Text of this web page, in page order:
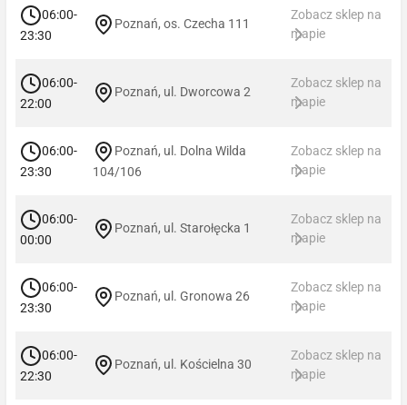
06:00-
23:30
Poznań, os. Czecha 111
Zobacz sklep na
mapie
06:00-
22:00
Poznań, ul. Dworcowa 2
Zobacz sklep na
mapie
06:00-
23:30
Poznań, ul. Dolna Wilda
104/106
Zobacz sklep na
mapie
06:00-
00:00
Poznań, ul. Starołęcka 1
Zobacz sklep na
mapie
06:00-
23:30
Poznań, ul. Gronowa 26
Zobacz sklep na
mapie
06:00-
22:30
Poznań, ul. Kościelna 30
Zobacz sklep na
mapie